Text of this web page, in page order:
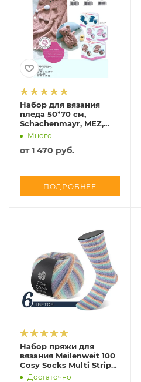
Набор для вязания
пледа 50*70 см,
Schachenmayr, MEZ,
9824420
Много
от1 470 руб.
ПОДРОБНЕЕ
Набор пряжи для
вязания Meilenweit 100
Cosy Socks Multi Stripes
(2026 вар.1)
Достаточно